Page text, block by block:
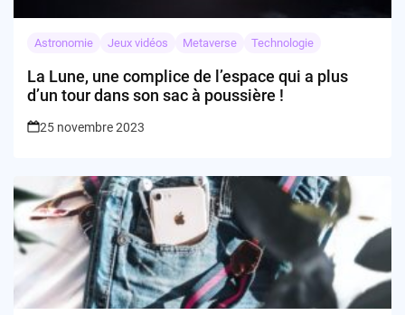
Astronomie Jeux vidéos Metaverse Technologie
La Lune, une complice de l’espace qui a plus
d’un tour dans son sac à poussière !
25 novembre 2023